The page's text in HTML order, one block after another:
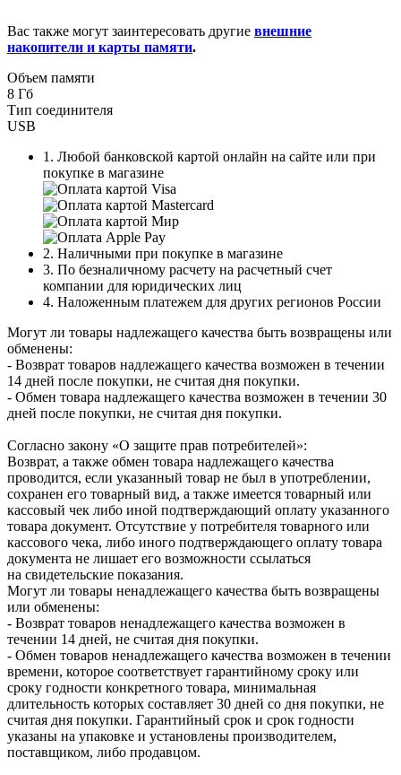
Вас также могут заинтересовать другие внешние
накопители и карты памяти.
Объем памяти
8 Гб
Тип соединителя
USB
1. Любой банковской картой онлайн на сайте или при
покупке в магазине
2. Наличными при покупке в магазине
3. По безналичному расчету на расчетный счет
компании для юридических лиц
4. Наложенным платежем для других регионов России
Могут ли товары надлежащего качества быть возвращены или
обменены:
- Возврат товаров надлежащего качества возможен в течении
14 дней после покупки, не считая дня покупки.
- Обмен товара надлежащего качества возможен в течении 30
дней после покупки, не считая дня покупки.
Согласно закону «О защите прав потребителей»:
Возврат, а также обмен товара надлежащего качества
проводится, если указанный товар не был в употреблении,
сохранен его товарный вид, а также имеется товарный или
кассовый чек либо иной подтверждающий оплату указанного
товара документ. Отсутствие у потребителя товарного или
кассового чека, либо иного подтверждающего оплату товара
документа не лишает его возможности ссылаться
на свидетельские показания.
Могут ли товары ненадлежащего качества быть возвращены
или обменены:
- Возврат товаров ненадлежащего качества возможен в
течении 14 дней, не считая дня покупки.
- Обмен товаров ненадлежащего качества возможен в течении
времени, которое соответствует гарантийному сроку или
сроку годности конкретного товара, минимальная
длительность которых составляет 30 дней со дня покупки, не
считая дня покупки. Гарантийный срок и срок годности
указаны на упаковке и установлены производителем,
поставщиком, либо продавцом.